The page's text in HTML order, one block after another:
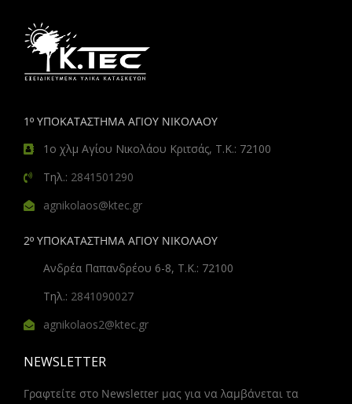
1º ΥΠΟΚΑΤΑΣΤΗΜΑ ΑΓΙΟΥ ΝΙΚΟΛΑΟΥ
1ο χλμ Αγίου Νικολάου Κριτσάς, Τ.Κ.: 72100
Τηλ.: 2841501290
agnikolaos@ktec.gr
2º ΥΠΟΚΑΤΑΣΤΗΜΑ ΑΓΙΟΥ ΝΙΚΟΛΑΟΥ
Ανδρέα Παπανδρέου 6-8, Τ.Κ.: 72100
Τηλ.: 2841090027
agnikolaos2@ktec.gr
NEWSLETTER
Γραφτείτε στο Newsletter μας για να λαμβάνεται τα